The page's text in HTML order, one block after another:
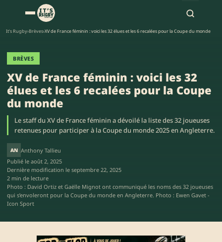
It's Rugby›Brèves›XV de France féminin : voici les 32 élues et les 6 recalées pour la Coupe du monde
BRÈVES
XV de France féminin : voici les 32
élues et les 6 recalées pour la Coupe
du monde
Le staff du XV de France féminin a dévoilé la liste des 32 joueuses
retenues pour participer à la Coupe du monde 2025 en Angleterre.
AN Anthony Tallieu
Publié le août 2, 2025
Dernière modification le septembre 22, 2025
2 min de lecture
Photo : David Ortiz et Gaëlle Mignot ont communiqué les noms des 32 joueuses
qui s’envoleront pour la Coupe du monde en Angleterre. Photo : Ewen Gavet -
Icon Sport